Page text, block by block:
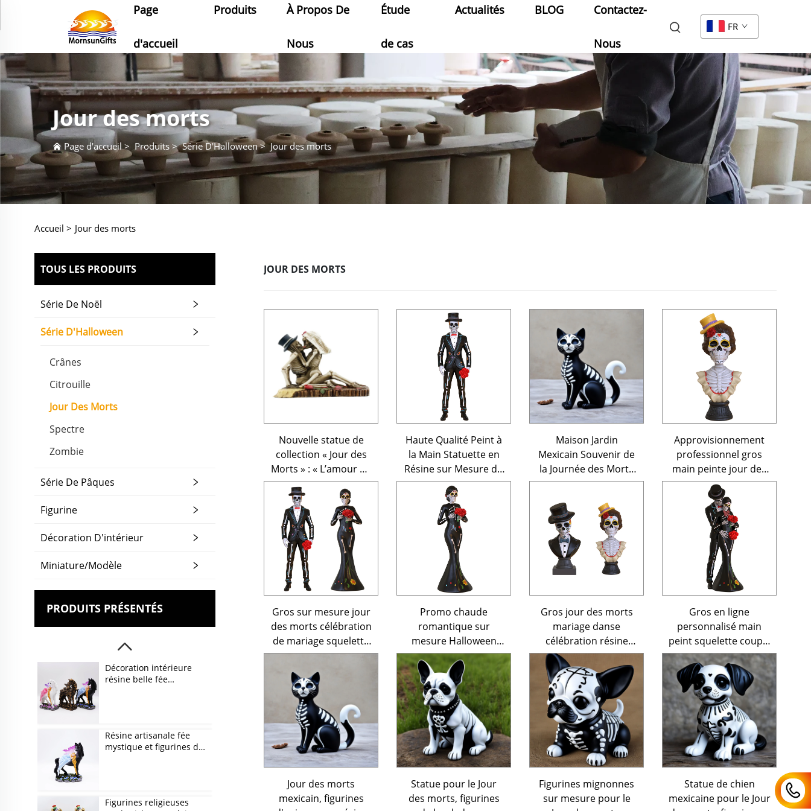
Page
d'accueil
Produits À Propos De
Nous
Étude
de cas
Actualités BLOG Contactez-
Nous
FR
Jour des morts
Page d'accueil> Produits>Série D'Halloween>Jour des morts
Accueil > Jour des morts
TOUS LES PRODUITS
Série De Noël
Série D'Halloween
Crânes
Citrouille
Jour Des Morts
Spectre
Zombie
Série De Pâques
Figurine
Décoration D'intérieur
Miniature/Modèle
PRODUITS PRÉSENTÉS
Décoration intérieure
résine belle fée
Résine artisanale fée
mystique et figurines de
Figurines religieuses
JOUR DES MORTS
Nouvelle statue de
collection « Jour des
Morts » : « L’amour ne
meurt jamais »,
figurine de squelette
pour mariage
Haute Qualité Peint à
la Main Statuette en
Résine sur Mesure du
Jour des Morts
Décoration Mexicaine
Skeleton Crâne
Personnalisé Statue
Figurine
Maison Jardin
Mexicain Souvenir de
la Journée des Morts
Statue sur Mesure
Mini Animaux Résine
Chat Figurines
Décoration
Approvisionnement
professionnel gros
main peinte jour des
morts sur mesure
statue buste crâne
femme résine pour
décoration de festival
Gros sur mesure jour
des morts célébration
de mariage squelette
couple couleurs
traditionnelles
mexicaines Halloween
figurine sculpture
Promo chaude
romantique sur
mesure Halloween
squelette mariage
figurine jour des
morts figurine crâne
femme sculpture
décoration intérieure
Gros jour des morts
mariage danse
célébration résine
squelette couple
buste statue sur
mesure statue buste
crâne résine jour des
morts décoration
intérieure
Gros en ligne
personnalisé main
peint squelette couple
Halloween gothique
amoureux figurine
statue résine jour des
morts décoration
intérieure
Jour des morts
mexicain, figurines
Statue pour le Jour
des morts, figurines
Figurines mignonnes
sur mesure pour le
Statue de chien
mexicaine pour le Jour